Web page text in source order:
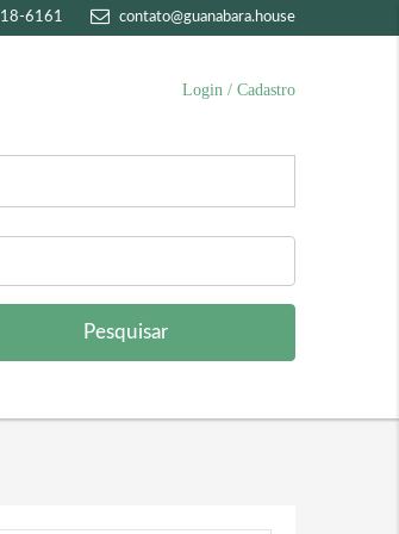
6161 contato@guanabara.house
Login / Cadastro
Pesquisar